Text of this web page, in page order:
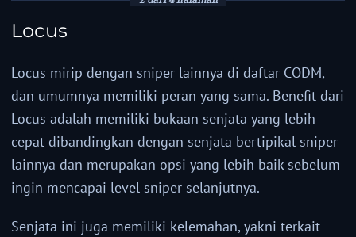
Locus
Locus mirip dengan sniper lainnya di daftar CODM,
dan umumnya memiliki peran yang sama. Benefit dari
Locus adalah memiliki bukaan senjata yang lebih
cepat dibandingkan dengan senjata bertipikal sniper
lainnya dan merupakan opsi yang lebih baik sebelum
ingin mencapai level sniper selanjutnya.
Senjata ini juga memiliki kelemahan, yakni terkait